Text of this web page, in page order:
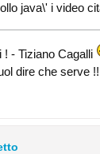
java\' i video
! - Tiziano Cagalli
dire che serve !!